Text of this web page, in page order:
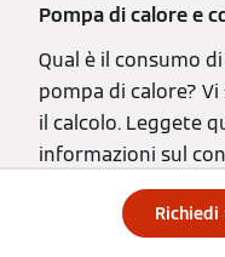
Pompa di calore e
Qual è il consumo
pompa di calore?
il calcolo. Leggete
informazioni sul
Leggi l'articolo